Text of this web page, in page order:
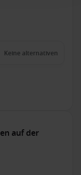
Keine alternativen
auf der